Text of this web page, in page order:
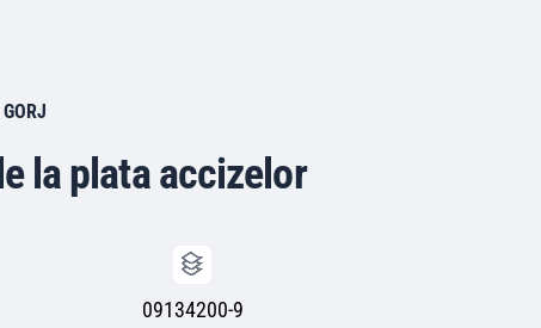
la plata accizelor
09134200-9